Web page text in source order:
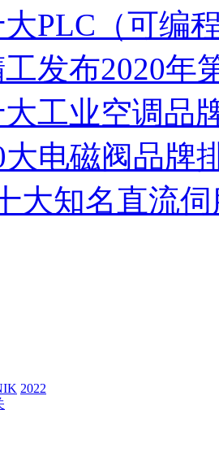
PLC（可编
发布2020年
工业空调品
电磁阀品牌
大知名直流
2022